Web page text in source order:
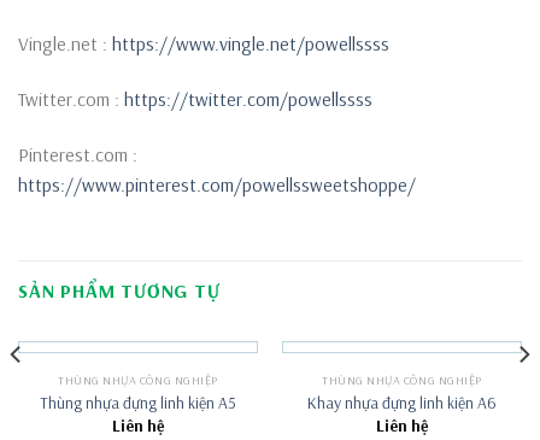
Vingle.net : https://www.vingle.net/powellssss
Twitter.com : https://twitter.com/powellssss
Pinterest.com :
https://www.pinterest.com/powellssweetshoppe/
SẢN PHẨM TƯƠNG TỰ
THÙNG NHỰA CÔNG NGHIỆP
Thùng nhựa đựng linh kiện A5
Liên hệ
THÙNG NHỰA CÔNG NGHIỆP
Khay nhựa đựng linh kiện A6
Liên hệ